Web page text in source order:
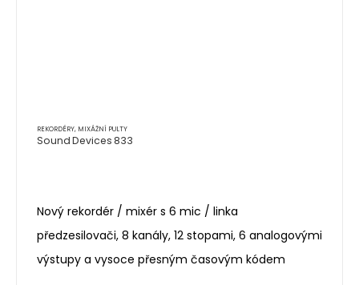
REKORDÉRY, MIXÁŽNÍ PULTY
Sound Devices 833
Nový rekordér / mixér s 6 mic / linka
předzesilovači, 8 kanály, 12 stopami, 6 analogovými
výstupy a vysoce přesným časovým kódem